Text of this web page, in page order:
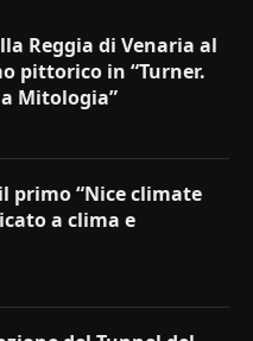
Reggia di Venaria al
pittorico in “Turner.
Mitologia”
primo “Nice climate
a clima e